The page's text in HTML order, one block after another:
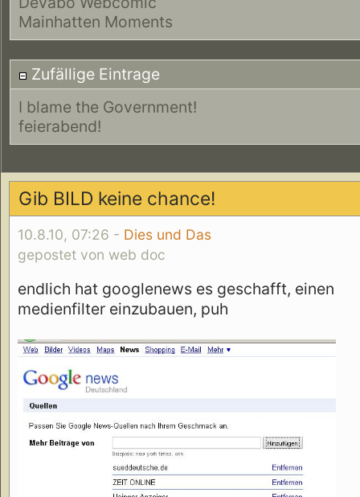
Mainhatten Moments
Zufällige Eintrage
I blame the Government!
feierabend!
Gib BILD keine chance!
10.8.10, 07:26 - Dies und Das
gepostet von web doc
endlich hat googlenews es geschafft, einen
medienfilter einzubauen, puh